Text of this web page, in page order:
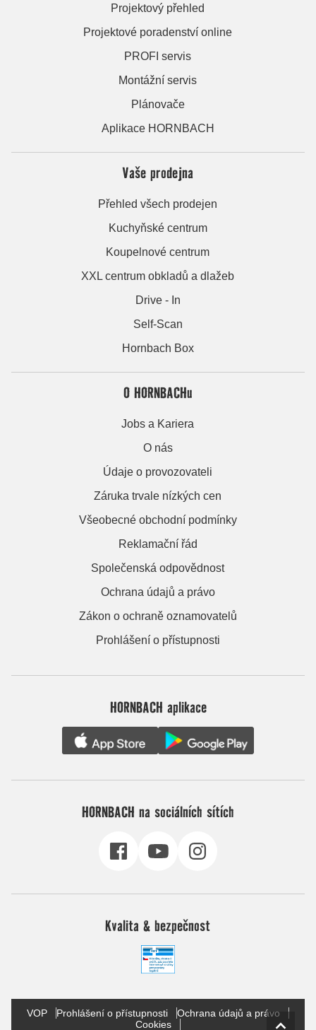
Projektový přehled
Projektové poradenství online
PROFI servis
Montážní servis
Plánovače
Aplikace HORNBACH
Vaše prodejna
Přehled všech prodejen
Kuchyňské centrum
Koupelnové centrum
XXL centrum obkladů a dlažeb
Drive - In
Self-Scan
Hornbach Box
O HORNBACHu
Jobs a Kariera
O nás
Údaje o provozovateli
Záruka trvale nízkých cen
Všeobecné obchodní podmínky
Reklamační řád
Společenská odpovědnost
Ochrana údajů a právo
Zákon o ochraně oznamovatelů
Prohlášení o přístupnosti
HORNBACH aplikace
HORNBACH na sociálních sítích
Kvalita & bezpečnost
VOP Prohlášení o přístupnosti
Ochrana údajů a právo
Cookies